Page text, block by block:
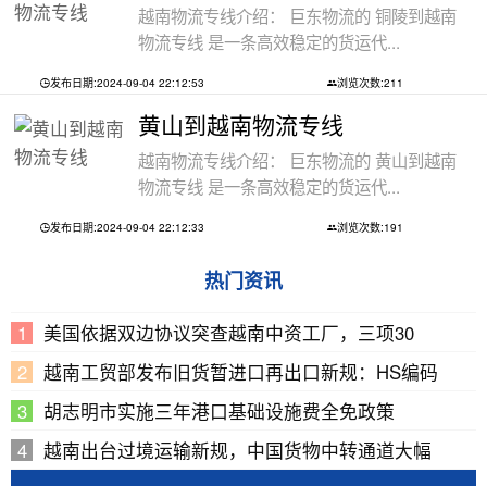
越南物流专线介绍： 巨东物流的 铜陵到越南
物流专线 是一条高效稳定的货运代...
发布日期:2024-09-04 22:12:53 浏览次数:211
黄山到越南物流专线
越南物流专线介绍： 巨东物流的 黄山到越南
物流专线 是一条高效稳定的货运代...
发布日期:2024-09-04 22:12:33 浏览次数:191
热门资讯
美国依据双边协议突查越南中资工厂，三项30
越南工贸部发布旧货暂进口再出口新规：HS编码
胡志明市实施三年港口基础设施费全免政策
越南出台过境运输新规，中国货物中转通道大幅